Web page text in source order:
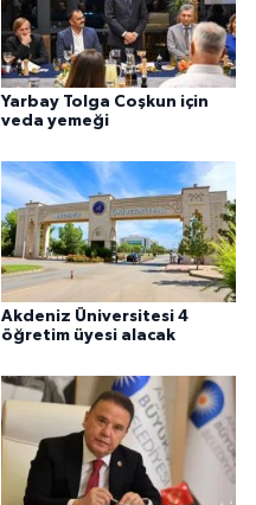
Yarbay Tolga Coşkun için
veda yemeği
Akdeniz Üniversitesi 4
öğretim üyesi alacak